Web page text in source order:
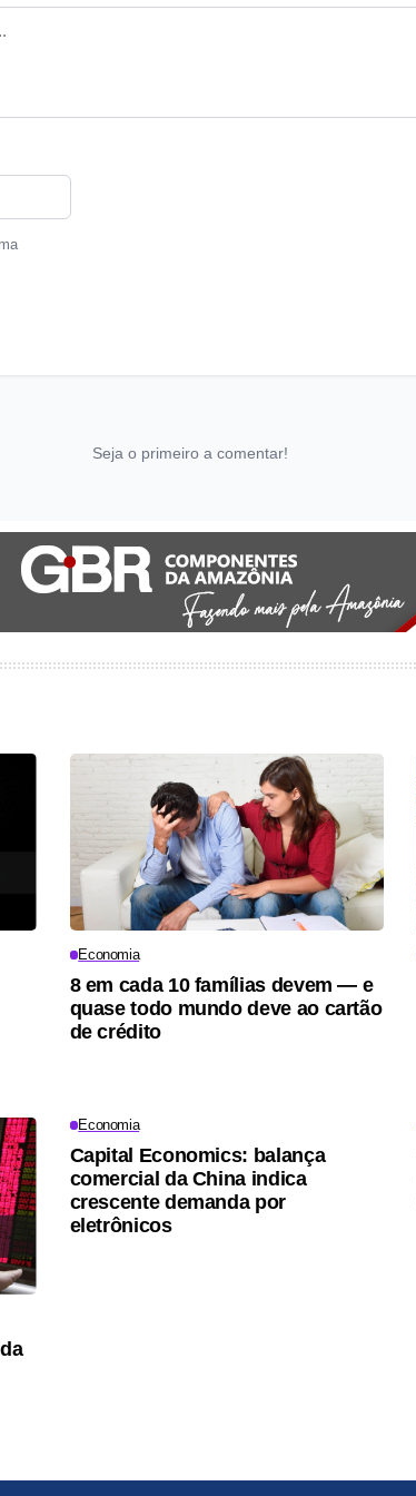
Seja o primeiro a comentar!
Economia
8 em cada 10 famílias devem — e
quase todo mundo deve ao cartão
de crédito
Economia
Capital Economics: balança
comercial da China indica
crescente demanda por
eletrônicos